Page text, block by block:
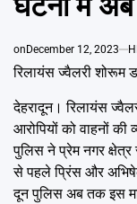
on December 12, 2023
रिलायंस ज्वैलरी शोरूम
देहरादून। रिलायंस
आरोपियों को वाहनों
पुलिस ने प्रेम नगर क्षेत्र
से पहले प्रिंस और
दून पुलिस अब तक इस